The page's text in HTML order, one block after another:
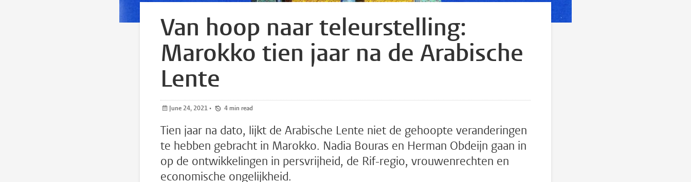
Van hoop naar teleurstelling:
Marokko tien jaar na de Arabische
Lente
June 24, 2021 • 4 min read
Tien jaar na dato, lijkt de Arabische Lente niet de gehoopte veranderingen
te hebben gebracht in Marokko. Nadia Bouras en Herman Obdeijn gaan in
op de ontwikkelingen in persvrijheid, de Rif-regio, vrouwenrechten en
economische ongelijkheid.